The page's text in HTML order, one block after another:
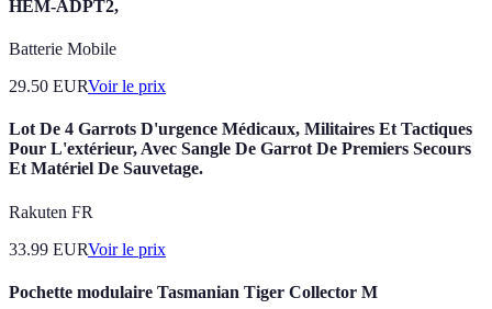
HEM-ADPT2,
Batterie Mobile
29.50 EURVoir le prix
Lot De 4 Garrots D'urgence Médicaux, Militaires Et Tactiques
Pour L'extérieur, Avec Sangle De Garrot De Premiers Secours
Et Matériel De Sauvetage.
Rakuten FR
33.99 EURVoir le prix
Pochette modulaire Tasmanian Tiger Collector M